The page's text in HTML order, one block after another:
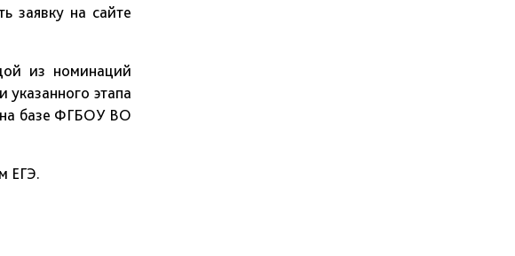
заявку на сайте
из номинаций
этапа
на базе ФГБОУ ВО
ЕГЭ.